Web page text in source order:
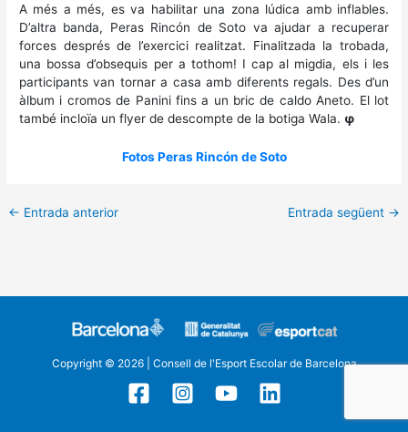
A més a més, es va habilitar una zona lúdica amb inflables.
D’altra banda, Peras Rincón de Soto va ajudar a recuperar
forces després de l’exercici realitzat. Finalitzada la trobada,
una bossa d’obsequis per a tothom! I cap al migdia, els i les
participants van tornar a casa amb diferents regals. Des d’un
àlbum i cromos de Panini fins a un bric de caldo Aneto. El lot
també incloïa un flyer de descompte de la botiga Wala. φ
Fotos Peras Rincón de Soto
← Entrada anterior Entrada següent →
Copyright © 2026 | Consell de l'Esport Escolar de Barcelona